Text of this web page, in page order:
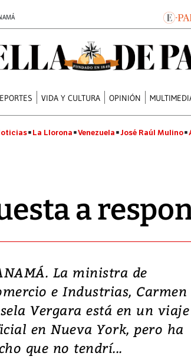
VIDA Y CULTURA OPINIÓN
La Llorona Venezuela José Raúl Mulino
a
La ministra de
e Industrias, Carmen
Vergara está en un viaje
en Nueva York, pero ha
que no tendrí...
Video: Lula lanza su
candidatura con
promesas de inversión
en defensa, educación y
tierras raras